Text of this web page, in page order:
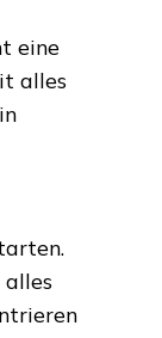
eine
alles